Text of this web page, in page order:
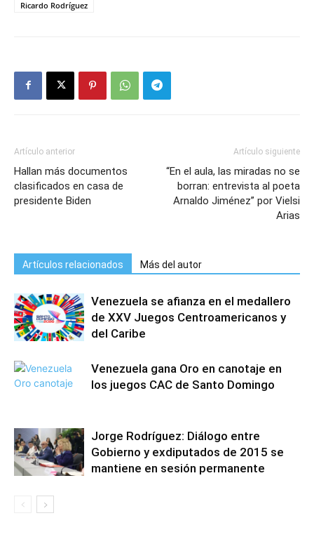
Ricardo Rodríguez
Artículo anterior
Hallan más documentos
clasificados en casa de
presidente Biden
Artículo siguiente
“En el aula, las miradas no se
borran: entrevista al poeta
Arnaldo Jiménez” por Vielsi
Arias
Artículos relacionados Más del autor
Venezuela se afianza en el medallero
de XXV Juegos Centroamericanos y
del Caribe
Venezuela gana Oro en canotaje en
los juegos CAC de Santo Domingo
Jorge Rodríguez: Diálogo entre
Gobierno y exdiputados de 2015 se
mantiene en sesión permanente